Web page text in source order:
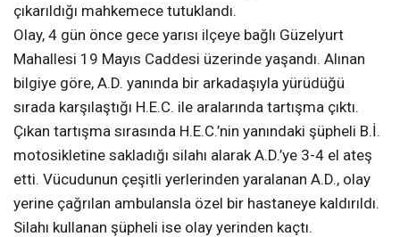
çıkarıldığı mahkemece tutuklandı.
Olay, 4 gün önce gece yarısı ilçeye bağlı Güzelyurt
Mahallesi 19 Mayıs Caddesi üzerinde yaşandı. Alınan
bilgiye göre, A.D. yanında bir arkadaşıyla yürüdüğü
sırada karşılaştığı H.E.C. ile aralarında tartışma çıktı.
Çıkan tartışma sırasında H.E.C.’nin yanındaki şüpheli B.İ.
motosikletine sakladığı silahı alarak A.D.’ye 3-4 el ateş
etti. Vücudunun çeşitli yerlerinden yaralanan A.D., olay
yerine çağrılan ambulansla özel bir hastaneye kaldırıldı.
Silahı kullanan şüpheli ise olay yerinden kaçtı.